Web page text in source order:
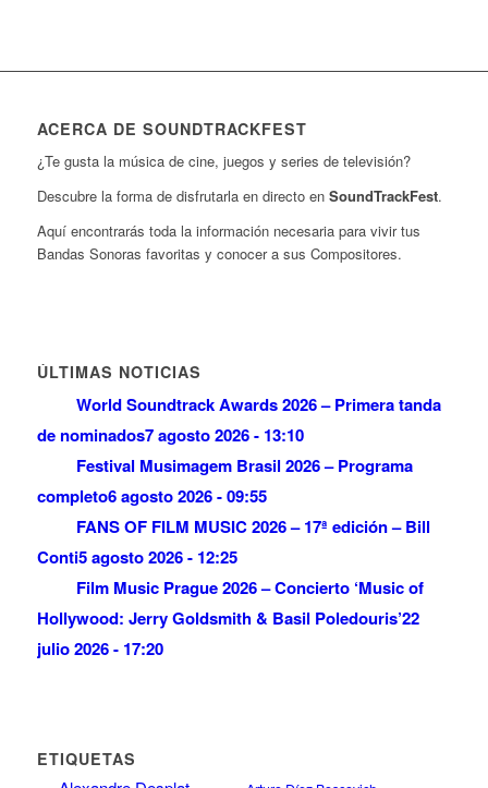
ACERCA DE SOUNDTRACKFEST
¿Te gusta la música de cine, juegos y series de televisión?
Descubre la forma de disfrutarla en directo en SoundTrackFest.
Aquí encontrarás toda la información necesaria para vivir tus
Bandas Sonoras favoritas y conocer a sus Compositores.
ÚLTIMAS NOTICIAS
World Soundtrack Awards 2026 – Primera tanda
de nominados7 agosto 2026 - 13:10
Festival Musimagem Brasil 2026 – Programa
completo6 agosto 2026 - 09:55
FANS OF FILM MUSIC 2026 – 17ª edición – Bill
Conti5 agosto 2026 - 12:25
Film Music Prague 2026 – Concierto ‘Music of
Hollywood: Jerry Goldsmith & Basil Poledouris’22
julio 2026 - 17:20
ETIQUETAS